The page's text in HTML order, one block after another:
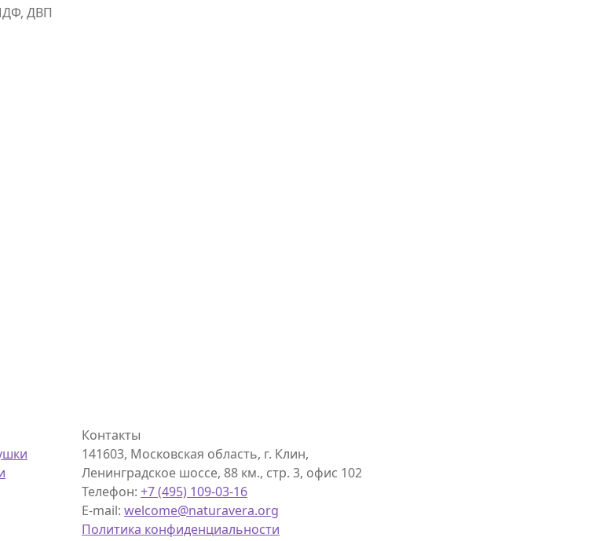
ДВП
Контакты
141603, Московская область, г. Клин,
Ленинградское шоссе, 88 км., стр. 3, офис 102
Телефон: +7 (495) 109-03-16
E-mail: welcome@naturavera.org
Политика конфиденциальности